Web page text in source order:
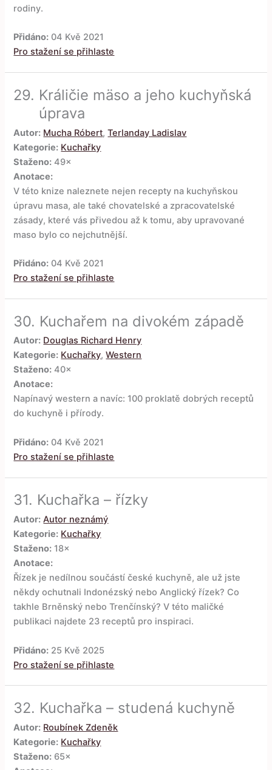
rodiny.
Přidáno: 04 Kvě 2021
Pro stažení se přihlaste
29. Králičie mäso a jeho kuchyňská
úprava
Autor: Mucha Róbert,Terlanday Ladislav
Kategorie: Kuchařky
Staženo: 49×
Anotace:
V této knize naleznete nejen recepty na kuchyňskou
úpravu masa, ale také chovatelské a zpracovatelské
zásady, které vás přivedou až k tomu, aby upravované
maso bylo co nejchutnější.
Přidáno: 04 Kvě 2021
Pro stažení se přihlaste
30. Kuchařem na divokém západě
Autor: Douglas Richard Henry
Kategorie: Kuchařky,Western
Staženo: 40×
Anotace:
Napínavý western a navíc: 100 proklatě dobrých receptů
do kuchyně i přírody.
Přidáno: 04 Kvě 2021
Pro stažení se přihlaste
31. Kuchařka – řízky
Autor: Autor neznámý
Kategorie: Kuchařky
Staženo: 18×
Anotace:
Řízek je nedílnou součástí české kuchyně, ale už jste
někdy ochutnali Indonézský nebo Anglický řízek? Co
takhle Brněnský nebo Trenčínský? V této maličké
publikaci najdete 23 receptů pro inspiraci.
Přidáno: 25 Kvě 2025
Pro stažení se přihlaste
32. Kuchařka – studená kuchyně
Autor: Roubínek Zdeněk
Kategorie: Kuchařky
Staženo: 65×